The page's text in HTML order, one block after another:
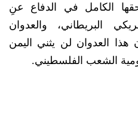
الكامل في الدفاع عنِ
البريطاني، والعدوان
العدوان لن يثني اليمن
الشعب الفلسطيني.